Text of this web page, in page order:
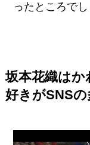
ったところで
坂本花織は
好きがSNSの